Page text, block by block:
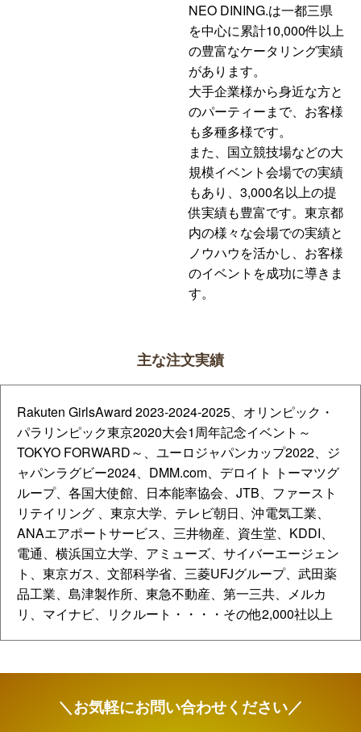
NEO DINING.は一都三県
を中心に累計10,000件以上
の豊富なケータリング実績
があります。
大手企業様から身近な方と
のパーティーまで、お客様
も多種多様です。
また、国立競技場などの大
規模イベント会場での実績
もあり、3,000名以上の提
供実績も豊富です。東京都
内の様々な会場での実績と
ノウハウを活かし、お客様
のイベントを成功に導きま
す。
主な注文実績
Rakuten GirlsAward 2023-2024-2025、オリンピック・
パラリンピック東京2020大会1周年記念イベント～
TOKYO FORWARD～、ユーロジャパンカップ2022、ジ
ャパンラグビー2024、DMM.com、デロイト トーマツグ
ループ、各国大使館、日本能率協会、JTB、ファースト
リテイリング 、東京大学、テレビ朝日、沖電気工業、
ANAエアポートサービス、三井物産、資生堂、KDDI、
電通、横浜国立大学、アミューズ、サイバーエージェン
ト、東京ガス、文部科学省、三菱UFJグループ、武田薬
品工業、島津製作所、東急不動産、第一三共、メルカ
リ、マイナビ、リクルート・・・・その他2,000社以上
＼お気軽にお問い合わせください／